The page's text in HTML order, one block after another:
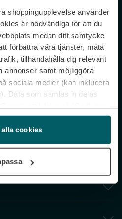
shoppingupplevelse använder
är nödvändiga för att du
medan ditt samtycke
förbättra våra tjänster, mäta
tillhandahålla dig relevant
annonser samt möjliggöra
sociala medier (kan inkludera
Data som samlas in delas
du samtliga cookies medan du
användningen av
samtycke när som helst.
cookies
newsletter.
du vår Integritetspolicy. Avprenumerera